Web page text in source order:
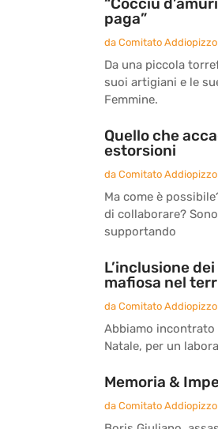
paga”
da Comitato Addiopizzo
Da una piccola
suoi artigiani e le
Femmine.
Quello che
estorsioni
da Comitato Addiopizzo
Ma come è
di collaborare?
supportando
L’inclusione
mafiosa nel
da Comitato Addiopizzo
Abbiamo incontrato
Natale, per un
Memoria &
da Comitato Addiopizzo